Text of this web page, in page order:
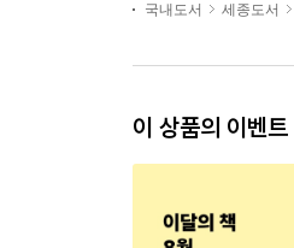
국내도서 세종도서
이 상품의 이벤트